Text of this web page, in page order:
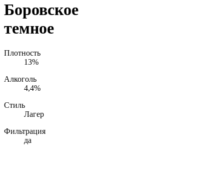
Боровское
темное
Плотность
13%
Алкоголь
4,4%
Стиль
Лагер
Фильтрация
да